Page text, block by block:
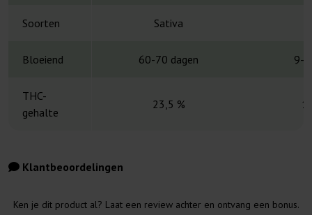
Soorten Sativa
Bloeiend 60-70 dagen 9-
THC-
gehalte
23,5 %
Klantbeoordelingen
Ken je dit product al? Laat een review achter en ontvang een bonus.